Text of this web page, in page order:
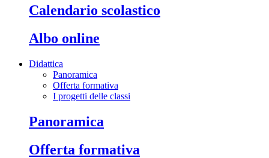
calendario scolastico
albo online
Didattica
Panoramica
Offerta formativa
I progetti delle classi
panoramica
offerta formativa